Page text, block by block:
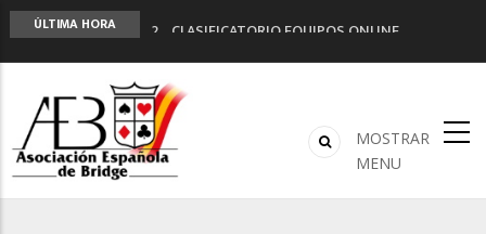
ÚLTIMA HORA
2º CLASIFICATORIO EQUIPOS ONLINE
Monitores de Bridge
ANUNCIATE EN NUESTRA REVISTA
NUEVA PROGRAMACIÓN TORNEOS FUNBRIDGE
MOSTRAR
MENU